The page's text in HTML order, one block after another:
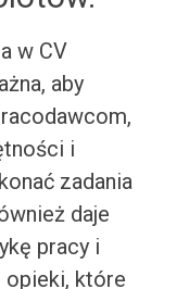
w CV
aby
i
zadania
daje
pracy i
które